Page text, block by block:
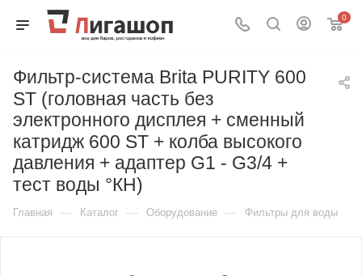
0
Фильтр-система Brita PURITY 600
ST (головная часть без
электронного дисплея + сменный
катридж 600 ST + колба высокого
давления + адаптер G1 - G3/4 +
тест воды °КН)
Главная — Каталог — Оборудование — Фильтры для воды